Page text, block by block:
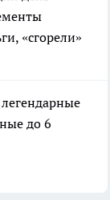
«сгорели»
до 6